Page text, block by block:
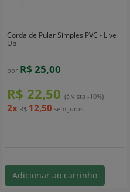
Corda de Pular Simples PVC - Live
Up
por R$ 25,00
R$ 22,50 (à vista -10%)
2x R$ 12,50 sem juros
Adicionar ao carrinho